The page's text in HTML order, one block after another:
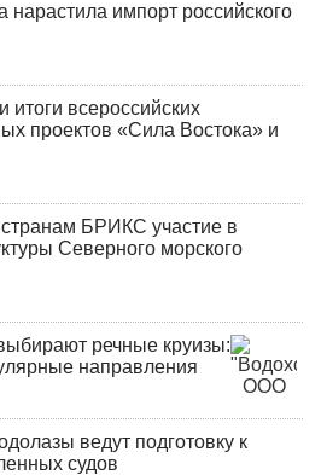
нарастила импорт российского
итоги всероссийских
проектов «Сила Востока» и
БРИКС участие в
Северного морского
речные круизы:
направления
ведут подготовку к
судов